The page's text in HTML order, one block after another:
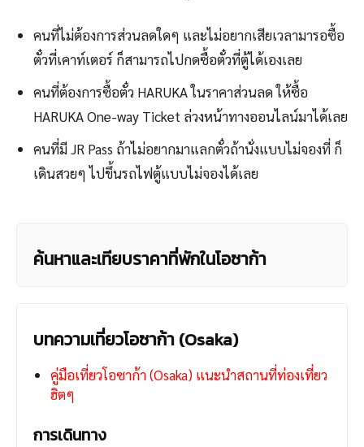
คนที่ไม่ต้องการส่วนลดใดๆ และไม่อยากเสียเวลามารอซื้อ
ตั๋วที่เคาท์เตอร์ ก็สามารถไปกดซื้อตั๋วที่ตู้ได้เองเลย
คนที่ต้องการซื้อตั๋ว HARUKA ในราคาส่วนลด ให้ซื้อ
HARUKA One-way Ticket ล่วงหน้าทางออนไลน์มาได้เลย
คนที่มี JR Pass ถ้าไม่อยากมาแลกตั๋วถ้านั่งแบบไม่จองที่ ก็
เดินสวยๆ ไปขึ้นรถไฟตู้แบบไม่จองได้เลย
ค้นหาและเทียบราคาที่พักในโอซาก้า
บทความเที่ยวโอซาก้า (Osaka)
คู่มือเที่ยวโอซาก้า (Osaka) แนะนำสถานที่ท่องเที่ยว
ฮิตๆ
การเดินทาง